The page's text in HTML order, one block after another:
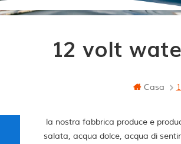
12 volt
Casa
la nostra fabbrica produce e
salata, acqua dolce, acqua di